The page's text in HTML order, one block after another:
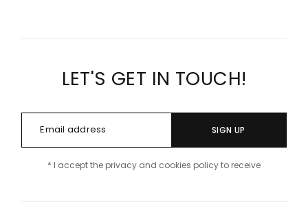
LET'S GET IN TOUCH!
SIGN UP
* I accept the privacy and cookies policy to receive